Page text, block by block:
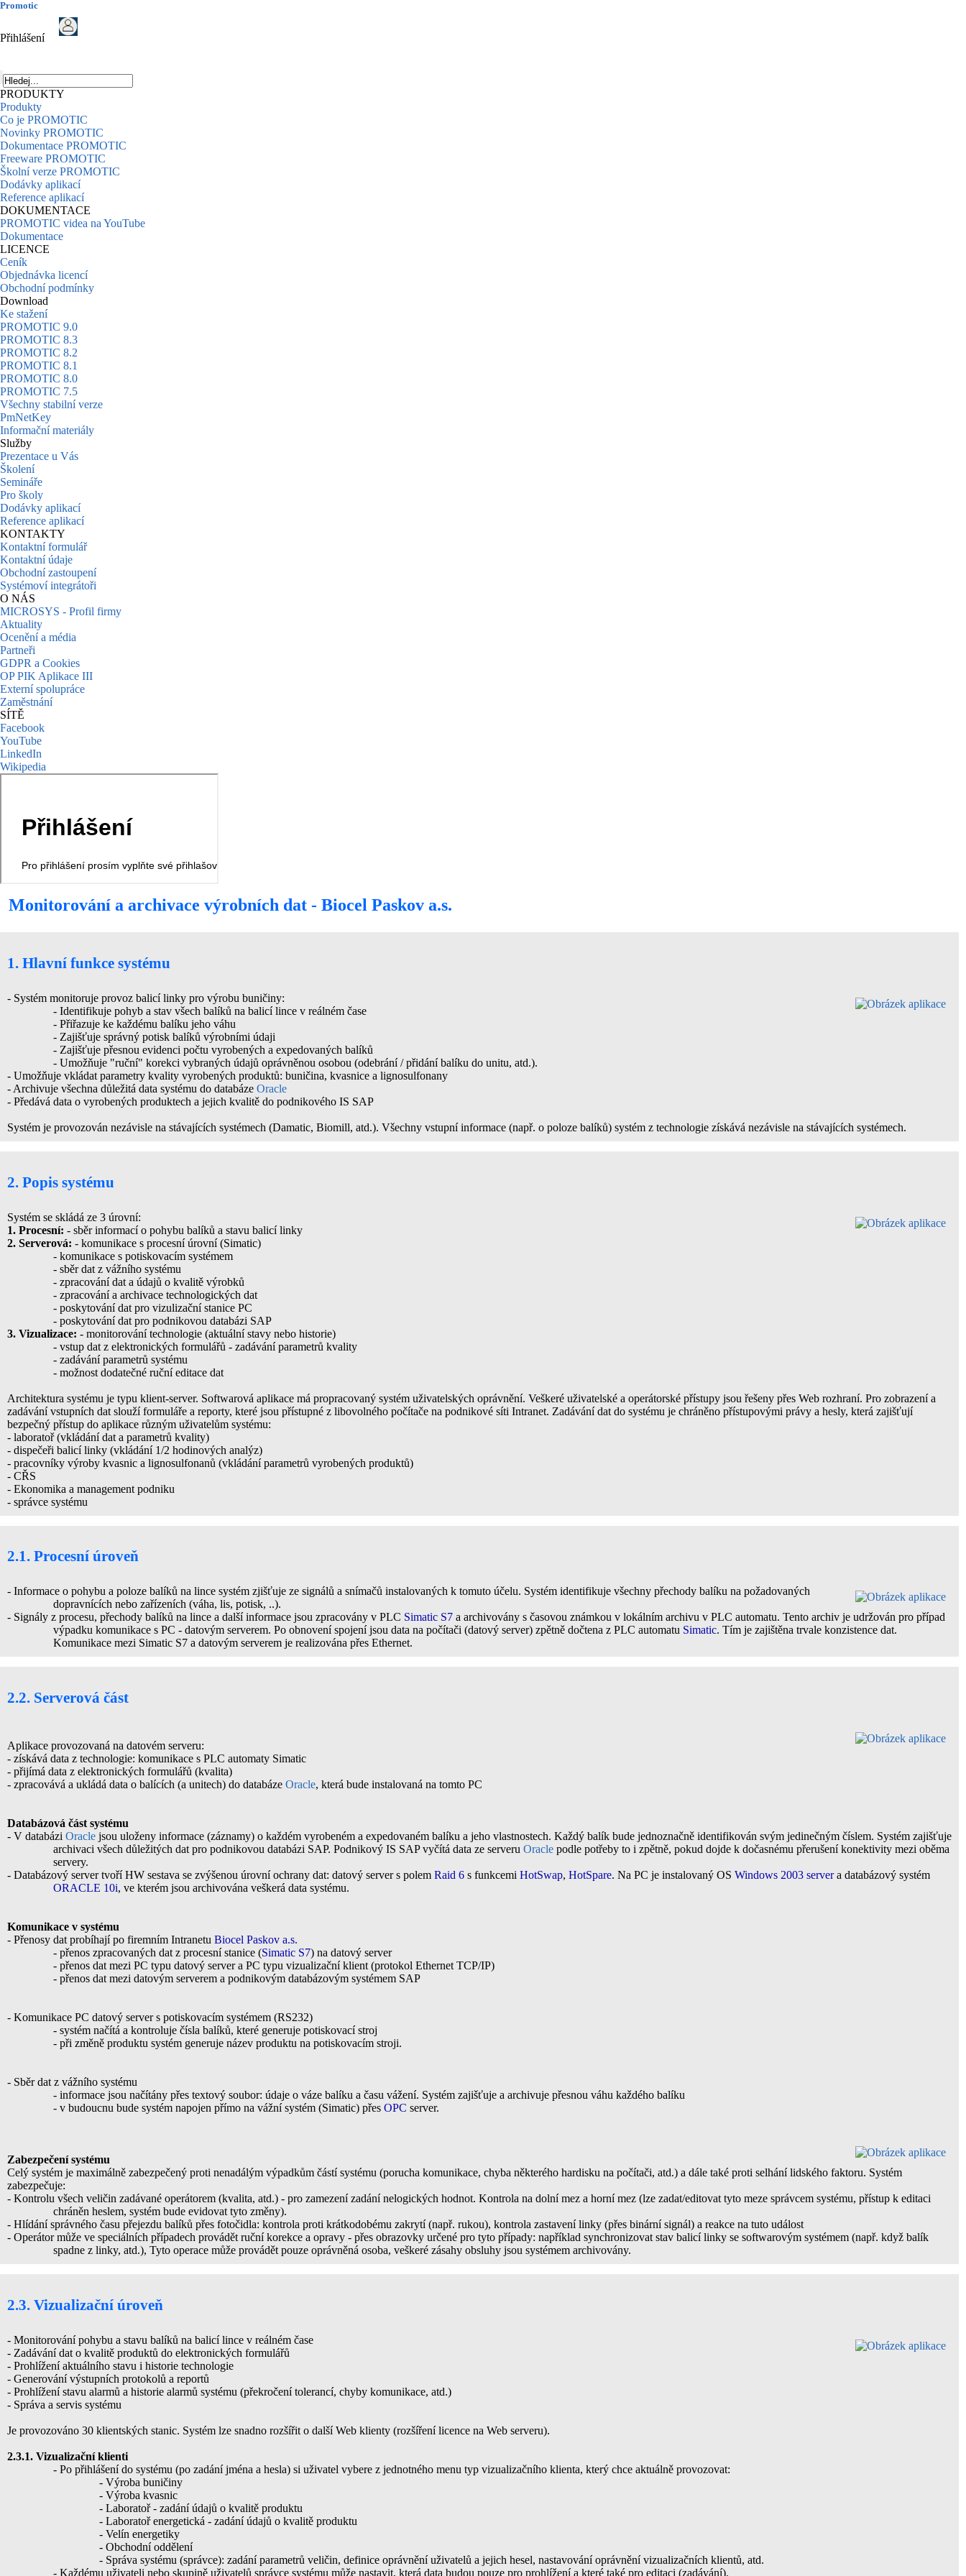
Promotic
Přihlášení
PRODUKTY
Produkty
Co je PROMOTIC
Novinky PROMOTIC
Dokumentace PROMOTIC
Freeware PROMOTIC
Školní verze PROMOTIC
Dodávky aplikací
Reference aplikací
DOKUMENTACE
PROMOTIC videa na YouTube
Dokumentace
LICENCE
Ceník
Objednávka licencí
Obchodní podmínky
Download
Ke stažení
PROMOTIC 9.0
PROMOTIC 8.3
PROMOTIC 8.2
PROMOTIC 8.1
PROMOTIC 8.0
PROMOTIC 7.5
Všechny stabilní verze
PmNetKey
Informační materiály
Služby
Prezentace u Vás
Školení
Semináře
Pro školy
Dodávky aplikací
Reference aplikací
KONTAKTY
Kontaktní formulář
Kontaktní údaje
Obchodní zastoupení
Systémoví integrátoři
O NÁS
MICROSYS - Profil firmy
Aktuality
Ocenění a média
Partneři
GDPR a Cookies
OP PIK Aplikace III
Externí spolupráce
Zaměstnání
SÍTĚ
Facebook
YouTube
LinkedIn
Wikipedia
Monitorování a archivace výrobních dat - Biocel Paskov a.s.
1. Hlavní funkce systému
- Systém monitoruje provoz balicí linky pro výrobu buničiny:
- Identifikuje pohyb a stav všech balíků na balicí lince v reálném čase
- Přiřazuje ke každému balíku jeho váhu
- Zajišťuje správný potisk balíků výrobními údaji
- Zajišťuje přesnou evidenci počtu vyrobených a expedovaných balíků
- Umožňuje "ruční" korekci vybraných údajů oprávněnou osobou (odebrání / přidání balíku do unitu, atd.).
- Umožňuje vkládat parametry kvality vyrobených produktů: buničina, kvasnice a lignosulfonany
- Archivuje všechna důležitá data systému do databáze Oracle
- Předává data o vyrobených produktech a jejich kvalitě do podnikového IS SAP
Systém je provozován nezávisle na stávajících systémech (Damatic, Biomill, atd.). Všechny vstupní informace (např. o poloze balíků) systém z technologie získává nezávisle na stávajících systémech.
2. Popis systému
Systém se skládá ze 3 úrovní:
1. Procesní: - sběr informací o pohybu balíků a stavu balicí linky
2. Serverová: - komunikace s procesní úrovní (Simatic)
- komunikace s potiskovacím systémem
- sběr dat z vážního systému
- zpracování dat a údajů o kvalitě výrobků
- zpracování a archivace technologických dat
- poskytování dat pro vizulizační stanice PC
- poskytování dat pro podnikovou databázi SAP
3. Vizualizace: - monitorování technologie (aktuální stavy nebo historie)
- vstup dat z elektronických formulářů - zadávání parametrů kvality
- zadávání parametrů systému
- možnost dodatečné ruční editace dat
Architektura systému je typu klient-server. Softwarová aplikace má propracovaný systém uživatelských oprávnění. Veškeré uživatelské a operátorské přístupy jsou řešeny přes Web rozhraní. Pro zobrazení a
zadávání vstupních dat slouží formuláře a reporty, které jsou přístupné z libovolného počítače na podnikové síti Intranet. Zadávání dat do systému je chráněno přístupovými právy a hesly, která zajišťují
bezpečný přístup do aplikace různým uživatelům systému:
- laboratoř (vkládání dat a parametrů kvality)
- dispečeři balicí linky (vkládání 1/2 hodinových analýz)
- pracovníky výroby kvasnic a lignosulfonanů (vkládání parametrů vyrobených produktů)
- CŘS
- Ekonomika a management podniku
- správce systému
2.1. Procesní úroveň
- Informace o pohybu a poloze balíků na lince systém zjišťuje ze signálů a snímačů instalovaných k tomuto účelu. Systém identifikuje všechny přechody balíku na požadovaných
dopravnících nebo zařízeních (váha, lis, potisk, ..).
- Signály z procesu, přechody balíků na lince a další informace jsou zpracovány v PLC Simatic S7 a archivovány s časovou známkou v lokálním archivu v PLC automatu. Tento archiv je udržován pro případ
výpadku komunikace s PC - datovým serverem. Po obnovení spojení jsou data na počítači (datový server) zpětně dočtena z PLC automatu Simatic. Tím je zajištěna trvale konzistence dat.
Komunikace mezi Simatic S7 a datovým serverem je realizována přes Ethernet.
2.2. Serverová část
Aplikace provozovaná na datovém serveru:
- získává data z technologie: komunikace s PLC automaty Simatic
- přijímá data z elektronických formulářů (kvalita)
- zpracovává a ukládá data o balících (a unitech) do databáze Oracle, která bude instalovaná na tomto PC
Databázová část systému
- V databázi Oracle jsou uloženy informace (záznamy) o každém vyrobeném a expedovaném balíku a jeho vlastnostech. Každý balík bude jednoznačně identifikován svým jedinečným číslem. Systém zajišťuje
archivaci všech důležitých dat pro podnikovou databázi SAP. Podnikový IS SAP vyčítá data ze serveru Oracle podle potřeby to i zpětně, pokud dojde k dočasnému přerušení konektivity mezi oběma
servery.
- Databázový server tvoří HW sestava se zvýšenou úrovní ochrany dat: datový server s polem Raid 6 s funkcemi HotSwap, HotSpare. Na PC je instalovaný OS Windows 2003 servera databázový systém
ORACLE 10i, ve kterém jsou archivována veškerá data systému.
Komunikace v systému
- Přenosy dat probíhají po firemním Intranetu Biocel Paskov a.s.
- přenos zpracovaných dat z procesní stanice (Simatic S7) na datový server
- přenos dat mezi PC typu datový server a PC typu vizualizační klient (protokol Ethernet TCP/IP)
- přenos dat mezi datovým serverem a podnikovým databázovým systémem SAP
- Komunikace PC datový server s potiskovacím systémem (RS232)
- systém načítá a kontroluje čísla balíků, které generuje potiskovací stroj
- při změně produktu systém generuje název produktu na potiskovacím stroji.
- Sběr dat z vážního systému
- informace jsou načítány přes textový soubor: údaje o váze balíku a času vážení. Systém zajišťuje a archivuje přesnou váhu každého balíku
- v budoucnu bude systém napojen přímo na vážní systém (Simatic) přes OPC server.
Zabezpečení systému
Celý systém je maximálně zabezpečený proti nenadálým výpadkům částí systému (porucha komunikace, chyba některého hardisku na počítači, atd.) a dále také proti selhání lidského faktoru. Systém
zabezpečuje:
- Kontrolu všech veličin zadávané operátorem (kvalita, atd.) - pro zamezení zadání nelogických hodnot. Kontrola na dolní mez a horní mez (lze zadat/editovat tyto meze správcem systému, přístup k editaci
chráněn heslem, systém bude evidovat tyto změny).
- Hlídání správného času přejezdu balíků přes fotočidla: kontrola proti krátkodobému zakrytí (např. rukou), kontrola zastavení linky (přes binární signál) a reakce na tuto událost
- Operátor může ve speciálních případech provádět ruční korekce a opravy - přes obrazovky určené pro tyto případy: například synchronizovat stav balicí linky se softwarovým systémem (např. když balík
spadne z linky, atd.), Tyto operace může provádět pouze oprávněná osoba, veškeré zásahy obsluhy jsou systémem archivovány.
2.3. Vizualizační úroveň
- Monitorování pohybu a stavu balíků na balicí lince v reálném čase
- Zadávání dat o kvalitě produktů do elektronických formulářů
- Prohlížení aktuálního stavu i historie technologie
- Generování výstupních protokolů a reportů
- Prohlížení stavu alarmů a historie alarmů systému (překročení tolerancí, chyby komunikace, atd.)
- Správa a servis systému
Je provozováno 30 klientských stanic. Systém lze snadno rozšířit o další Web klienty (rozšíření licence na Web serveru).
2.3.1. Vizualizační klienti
- Po přihlášení do systému (po zadání jména a hesla) si uživatel vybere z jednotného menu typ vizualizačního klienta, který chce aktuálně provozovat:
- Výroba buničiny
- Výroba kvasnic
- Laboratoř - zadání údajů o kvalitě produktu
- Laboratoř energetická - zadání údajů o kvalitě produktu
- Velín energetiky
- Obchodní oddělení
- Správa systému (správce): zadání parametrů veličin, definice oprávnění uživatelů a jejich hesel, nastavování oprávnění vizualizačních klientů, atd.
- Každému uživateli nebo skupině uživatelů správce systému může nastavit, která data budou pouze pro prohlížení a které také pro editaci (zadávání).